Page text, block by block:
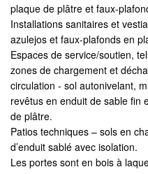
plaque de plâtre et faux-
Installations sanitaires et
azulejos et faux-plafonds en
Espaces de service/soutien,
zones de chargement et
circulation - sol autonivelant,
revêtus en enduit de sable fin
de plâtre.
Patios techniques – sols en
d’enduit sablé avec isolation.
Les portes sont en bois à